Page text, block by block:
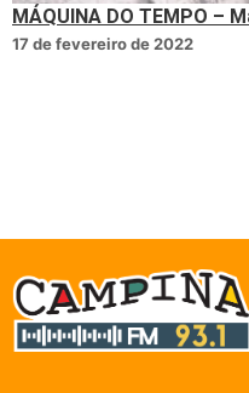
MÁQUINA DO TEMPO –
17 de fevereiro de 2022